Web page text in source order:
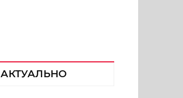
АКТУАЛЬНО